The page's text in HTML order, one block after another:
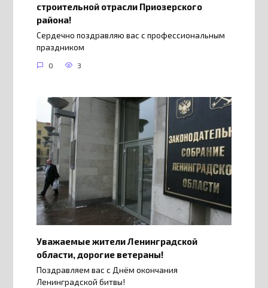
строительной отрасли Приозерского
района!
Сердечно поздравляю вас с профессиональным
праздником
0 3
Уважаемые жители Ленинградской
области, дорогие ветераны!
Поздравляем вас с Днём окончания
Ленинградской битвы!